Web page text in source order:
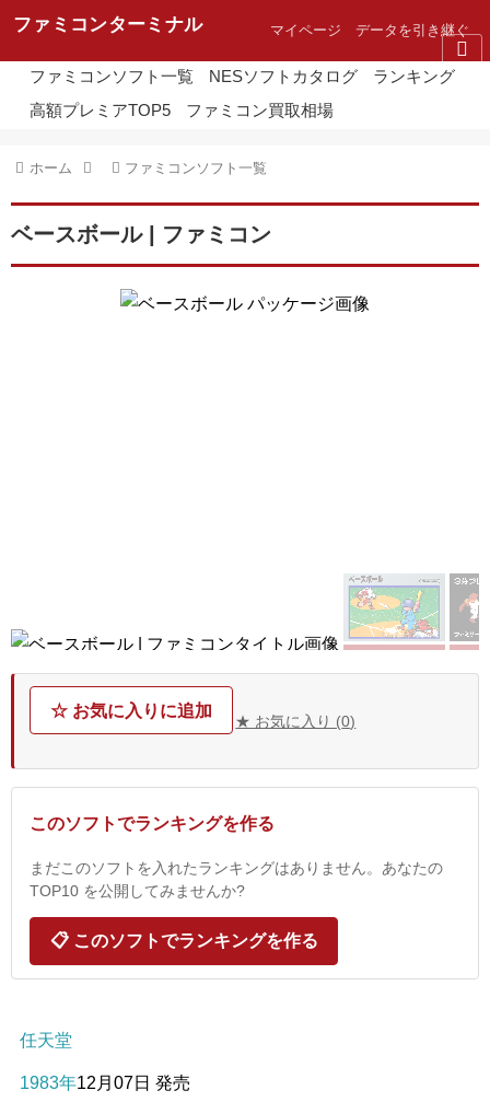
ファミコンターミナル マイページ データを引き継ぐ
ファミコンソフト一覧 NESソフトカタログ
ランキング
高額プレミアTOP5
ファミコン買取相場
ホーム ファミコンソフト一覧
ベースボール | ファミコン
☆ お気に入りに追加
★ お気に入り (0)
このソフトでランキングを作る
まだこのソフトを入れたランキングはありません。あなたの
TOP10 を公開してみませんか?
📋 このソフトでランキングを作る
任天堂
1983年12月07日 発売